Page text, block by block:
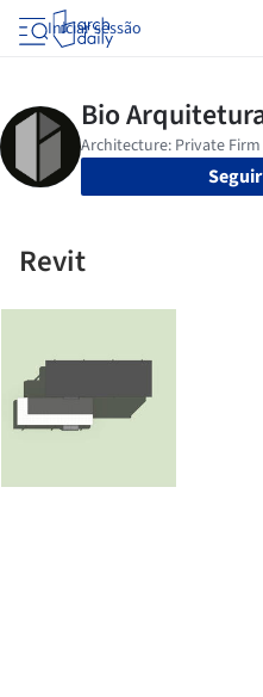
Iniciar sessão
Seguir
Revit